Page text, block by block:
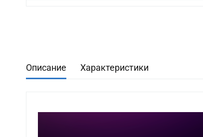
Описание Характеристики